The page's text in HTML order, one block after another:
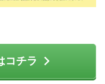
コチラ